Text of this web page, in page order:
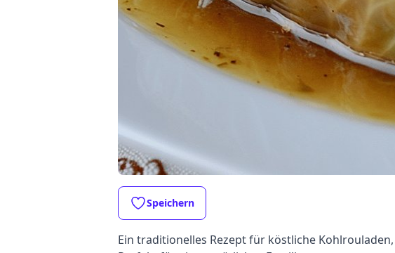
Speichern
Ein traditionelles Rezept für köstliche